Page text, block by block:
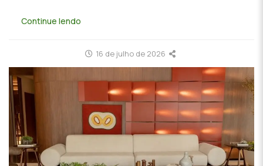
Continue lendo
16 de julho de 2026